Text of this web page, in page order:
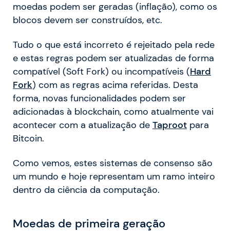
moedas podem ser geradas (inflação), como os
blocos devem ser construídos, etc.
Tudo o que está incorreto é rejeitado pela rede
e estas regras podem ser atualizadas de forma
compatível (Soft Fork) ou incompatíveis (Hard
Fork) com as regras acima referidas. Desta
forma, novas funcionalidades podem ser
adicionadas à blockchain, como atualmente vai
acontecer com a atualização de Taproot para
Bitcoin.
Como vemos, estes sistemas de consenso são
um mundo e hoje representam um ramo inteiro
dentro da ciência da computação.
Moedas de primeira geração